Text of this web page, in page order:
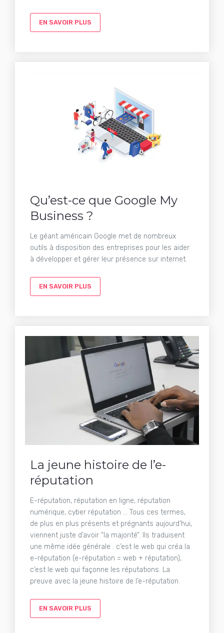
EN SAVOIR PLUS
Qu’est-ce que Google My
Business ?
Le géant américain Google met de nombreux
outils à disposition des entreprises pour les aider
à développer et gérer leur présence sur internet.
EN SAVOIR PLUS
La jeune histoire de l’e-
réputation
E-réputation, réputation en ligne, réputation
numérique, cyber réputation … Tous ces termes,
de plus en plus présents et prégnants aujourd’hui,
viennent juste d’avoir “la majorité”. Ils traduisent
une même idée générale : c’est le web qui créa la
e-réputation (e-réputation = web + réputation),
c’est le web qui façonne les réputations. La
preuve avec la jeune histoire de l’e-réputation.
EN SAVOIR PLUS